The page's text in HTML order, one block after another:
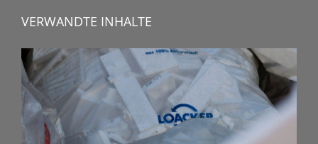
VERWANDTE INHALTE